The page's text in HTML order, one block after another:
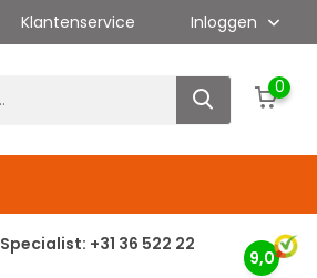
Klantenservice Inloggen
0
Specialist: +31 36 522 22
9,0